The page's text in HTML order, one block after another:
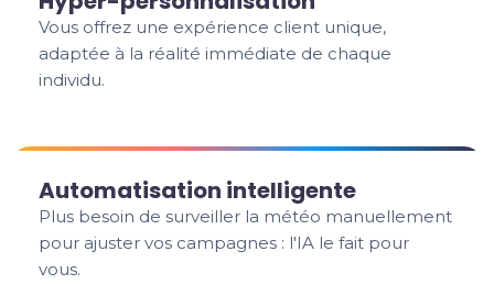
Vous offrez une expérience client unique,
adaptée à la réalité immédiate de chaque
individu.
Automatisation intelligente
Plus besoin de surveiller la météo manuellement
pour ajuster vos campagnes : l'IA le fait pour
vous.